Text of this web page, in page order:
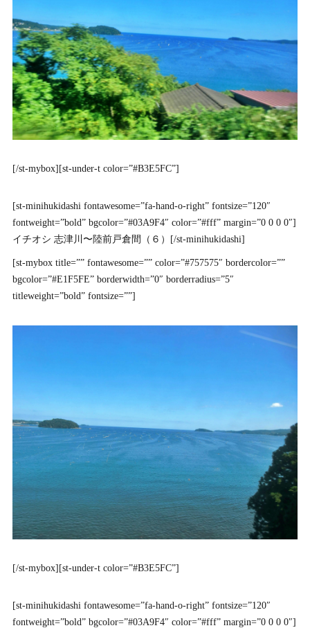
[/st-mybox][st-under-t color=”#B3E5FC”]
[st-minihukidashi fontawesome=”fa-hand-o-right” fontsize=”120″
fontweight=”bold” bgcolor=”#03A9F4″ color=”#fff” margin=”0 0 0 0″]
イチオシ 志津川〜陸前戸倉間（６）[/st-minihukidashi]
[st-mybox title=”” fontawesome=”” color=”#757575″ bordercolor=””
bgcolor=”#E1F5FE” borderwidth=”0″ borderradius=”5″
titleweight=”bold” fontsize=””]
[/st-mybox][st-under-t color=”#B3E5FC”]
[st-minihukidashi fontawesome=”fa-hand-o-right” fontsize=”120″
fontweight=”bold” bgcolor=”#03A9F4″ color=”#fff” margin=”0 0 0 0″]